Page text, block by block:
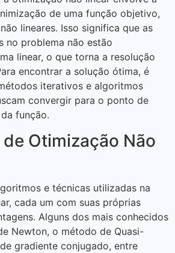
de uma função objetivo,
lineares. Isso significa que as
no problema não estão
linear, o que torna a resolução
encontrar a solução ótima, é
iterativos e algoritmos
convergir para o ponto de
função.
Otimização Não
e técnicas utilizadas na
cada um com suas próprias
Alguns dos mais conhecidos
Newton, o método de Quasi-
gradiente conjugado, entre